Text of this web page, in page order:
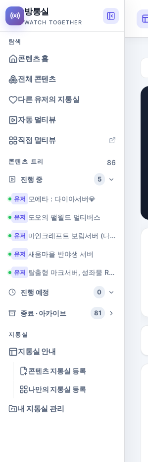
방통실
WATCH TOGETHER
탐색
콘텐츠 홈
전체 콘텐츠
다른 유저의 지통실
자동 멀티뷰
직접 멀티뷰
콘텐츠 트리
86
진행 중
5
유저 모에타 : 다이아서버💎
유저 도오의 팰월드 멀티버스
유저 마인크래프트 보람서버 (다이아 + 힐링 서버)
유저 새움마을 반야생 서버
유저 탈출형 마크서버, 성좌물 RPG 마크서버
진행 예정 0
종료 · 아카이브 81
지통실
지통실 안내
콘텐츠 지통실 등록
나만의 지통실 등록
내 지통실 관리